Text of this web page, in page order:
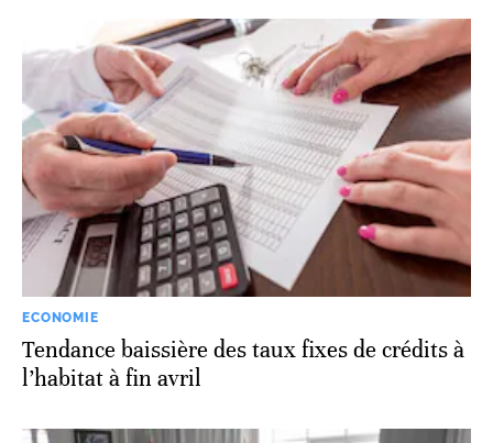
ECONOMIE
Tendance baissière des taux fixes de crédits à
l’habitat à fin avril